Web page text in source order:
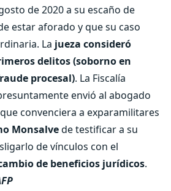
de 2020 a su escaño de
estar aforado y que su caso
La jueza consideró
delitos (soborno en
procesal). La Fiscalía
envió al abogado
convenciera a exparamilitares
Monsalvede testificar a su
de vínculos con el
de beneficios jurídicos.